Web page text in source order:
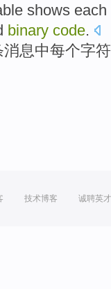
shows each
binary code.
消息中每个字符
技术博客 诚聘英才